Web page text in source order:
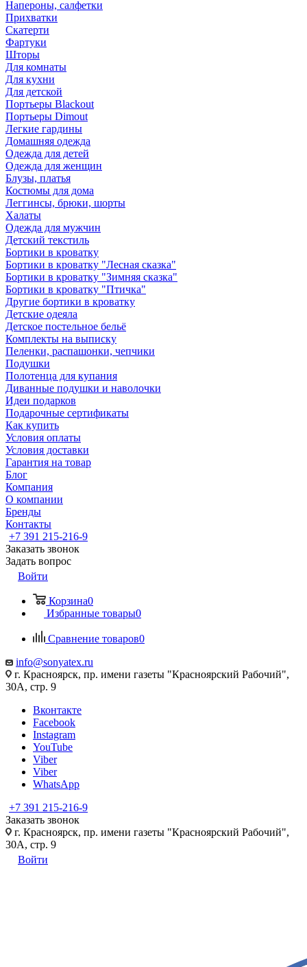
Напероны, салфетки
Прихватки
Скатерти
Фартуки
Шторы
Для комнаты
Для кухни
Для детской
Портьеры Blackout
Портьеры Dimout
Легкие гардины
Домашняя одежда
Одежда для детей
Одежда для женщин
Блузы, платья
Костюмы для дома
Леггинсы, брюки, шорты
Халаты
Одежда для мужчин
Детский текстиль
Бортики в кроватку
Бортики в кроватку "Лесная сказка"
Бортики в кроватку "Зимняя сказка"
Бортики в кроватку "Птичка"
Другие бортики в кроватку
Детские одеяла
Детское постельное бельё
Комплекты на выписку
Пеленки, распашонки, чепчики
Подушки
Полотенца для купания
Диванные подушки и наволочки
Идеи подарков
Подарочные сертификаты
Как купить
Условия оплаты
Условия доставки
Гарантия на товар
Блог
Компания
О компании
Бренды
Контакты
+7 391 215-216-9
Заказать звонок
Задать вопрос
Войти
Корзина0
Избранные товары0
Сравнение товаров0
info@sonyatex.ru
г. Красноярск, пр. имени газеты "Красноярский Рабочий",
30А, стр. 9
Вконтакте
Facebook
Instagram
YouTube
Viber
Viber
WhatsApp
+7 391 215-216-9
Заказать звонок
г. Красноярск, пр. имени газеты "Красноярский Рабочий",
30А, стр. 9
Войти